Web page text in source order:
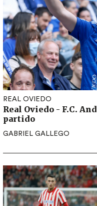
REAL OVIEDO
Real Oviedo - F.C.
partido
GABRIEL GALLEGO